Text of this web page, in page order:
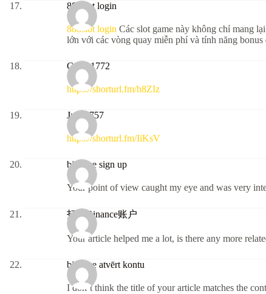
888slot login
888slot login Các slot game này không chỉ mang
lớn với các vòng quay miễn phí và tính năng
Collin1772
https://shorturl.fm/h8ZIz
Julie2757
https://shorturl.fm/IiKsV
binance sign up
Your point of view caught my eye and was very
打开Binance账户
Your article helped me a lot, is there any more
binance atvērt kontu
I don’t think the title of your article matches the